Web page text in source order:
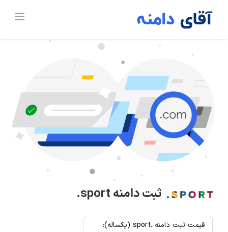
ثبت دامنه.sport
قیمت ثبت دامنه .sport (یکساله):